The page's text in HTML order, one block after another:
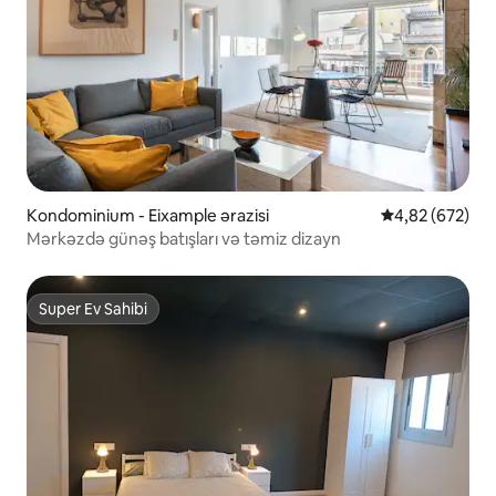
Kondominium - Eixample ərazisi Ortalama
4,82 (672)
Mərkəzdə günəş batışları və təmiz dizayn
Super Ev Sahibi
Super Ev Sahibi